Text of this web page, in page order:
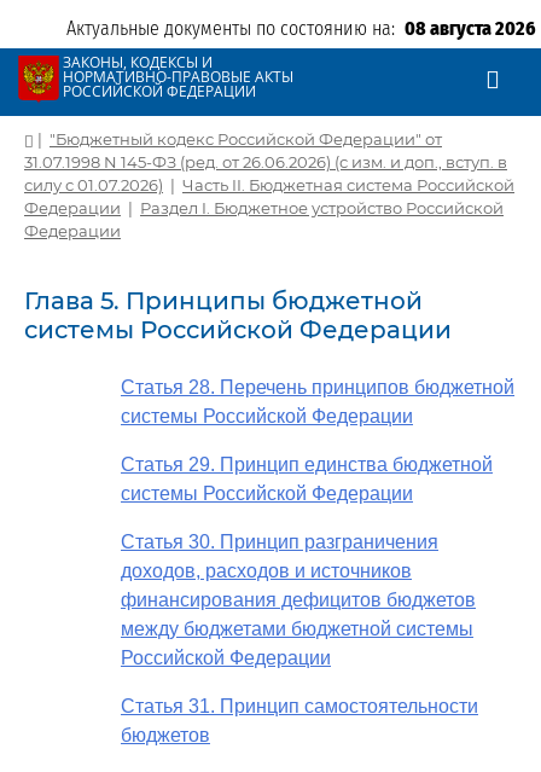
Актуальные документы по состоянию на: 08 августа 2026
ЗАКОНЫ, КОДЕКСЫ И
НОРМАТИВНО-ПРАВОВЫЕ АКТЫ
РОССИЙСКОЙ ФЕДЕРАЦИИ
| "Бюджетный кодекс Российской Федерации" от
31.07.1998 N 145-ФЗ (ред. от 26.06.2026) (с изм. и доп., вступ. в
силу с 01.07.2026) | Часть II. Бюджетная система Российской
Федерации | Раздел I. Бюджетное устройство Российской
Федерации
Глава 5. Принципы бюджетной
системы Российской Федерации
Статья 28. Перечень принципов бюджетной
системы Российской Федерации
Статья 29. Принцип единства бюджетной
системы Российской Федерации
Статья 30. Принцип разграничения
доходов, расходов и источников
финансирования дефицитов бюджетов
между бюджетами бюджетной системы
Российской Федерации
Статья 31. Принцип самостоятельности
бюджетов